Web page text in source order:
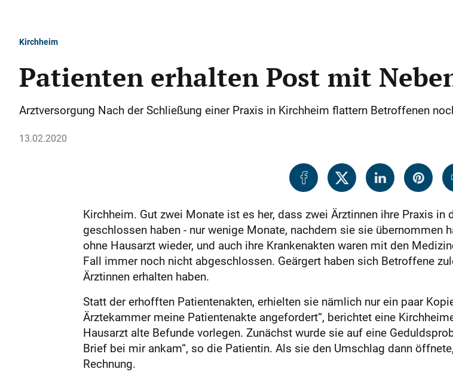
Kirchheim
Patienten erhalten Post mit
Arztversorgung Nach der Schließung einer Praxis in Kirchheim flattern Betroffenen
13.02.2020
Kirchheim. Gut zwei Monate ist es her, dass zwei Ärztinnen ihre Praxis
geschlossen haben - nur wenige Monate, nachdem sie sie
ohne Hausarzt wieder, und auch ihre Krankenakten waren mit den
Fall immer noch nicht abgeschlossen. Geärgert haben sich Betroffene
Ärztinnen erhalten haben.
Statt der erhofften Patientenakten, erhielten sie nämlich nur ein paar
Ärztekammer meine Patientenakte angefordert“, berichtet eine
Hausarzt alte Befunde vorlegen. Zunächst wurde sie auf eine
Brief bei mir ankam“, so die Patientin. Als sie den Umschlag dann
Rechnung.